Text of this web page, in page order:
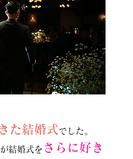
た結婚式でした。
結婚式を さらに好き